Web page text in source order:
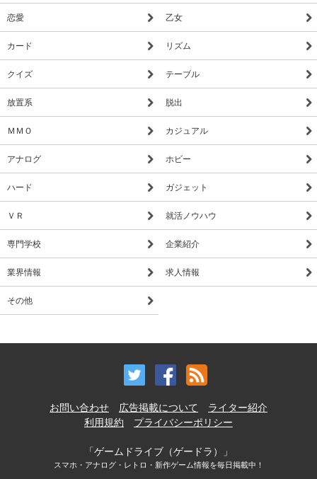
恋愛 乙女
カード リズム
クイズ テーブル
放置系 脱出
ＭＭＯ カジュアル
アナログ ホビー
ハード ガジェット
ＶＲ 就活ノウハウ
専門学校 企業紹介
業界情報 求人情報
その他
お問い合わせ 広告掲載について
ライター紹介
利用規約
プライバシーポリシー
「ゲームドライブ（ゲードラ）」
スマホ・アナログ・レトロ・新作ゲーム情報を毎日掲載中！